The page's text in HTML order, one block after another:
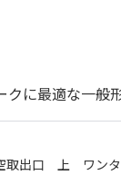
に最適な一般
取出口 上 ワン